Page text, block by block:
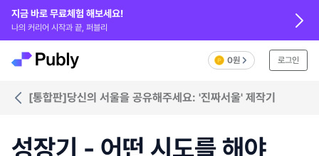
지금 바로 무료체험 해보세요!
나의 커리어 시작과 끝, 퍼블리
0원 로그인
[통합판]당신의 서울을 공유해주세요: '진짜서울' 제작기
성장기 - 어떤 시도를 해야